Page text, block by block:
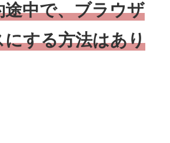
中で、ブラウザ
する方法はあり